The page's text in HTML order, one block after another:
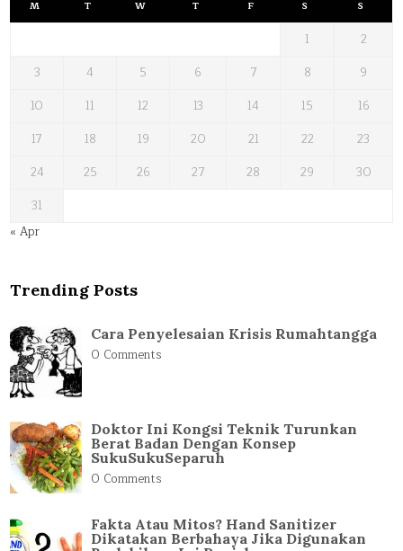
M T W T F S S
1
2
3
4 5 6 7 8
9
10
11 12 13 14 15
16
17
18 19 20 21 22
23
24
25 26 27 28 29
30
31
« Apr
Trending Posts
Cara Penyelesaian Krisis Rumahtangga
0 Comments
Doktor Ini Kongsi Teknik Turunkan
Berat Badan Dengan Konsep
SukuSukuSeparuh
0 Comments
Fakta Atau Mitos? Hand Sanitizer
Dikatakan Berbahaya Jika Digunakan